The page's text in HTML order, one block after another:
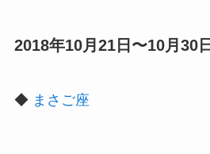
2018年10月21日〜10月30
◆ まさご座